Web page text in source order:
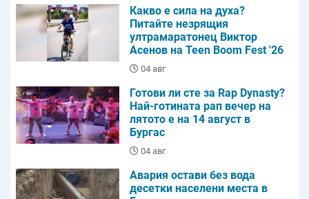
Какво е сила на духа?
Питайте незрящия
ултрамаратонец Виктор
Асенов на Teen Boom Fest '26
04 авг
Готови ли сте за Rap Dynasty?
Най-готината рап вечер на
лятото е на 14 август в
Бургас
04 авг
Авария остави без вода
десетки населени места в